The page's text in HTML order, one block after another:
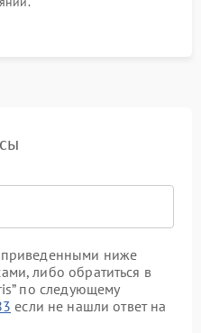
приведенными ниже
либо обратиться в
по следующему
если не нашли ответ на